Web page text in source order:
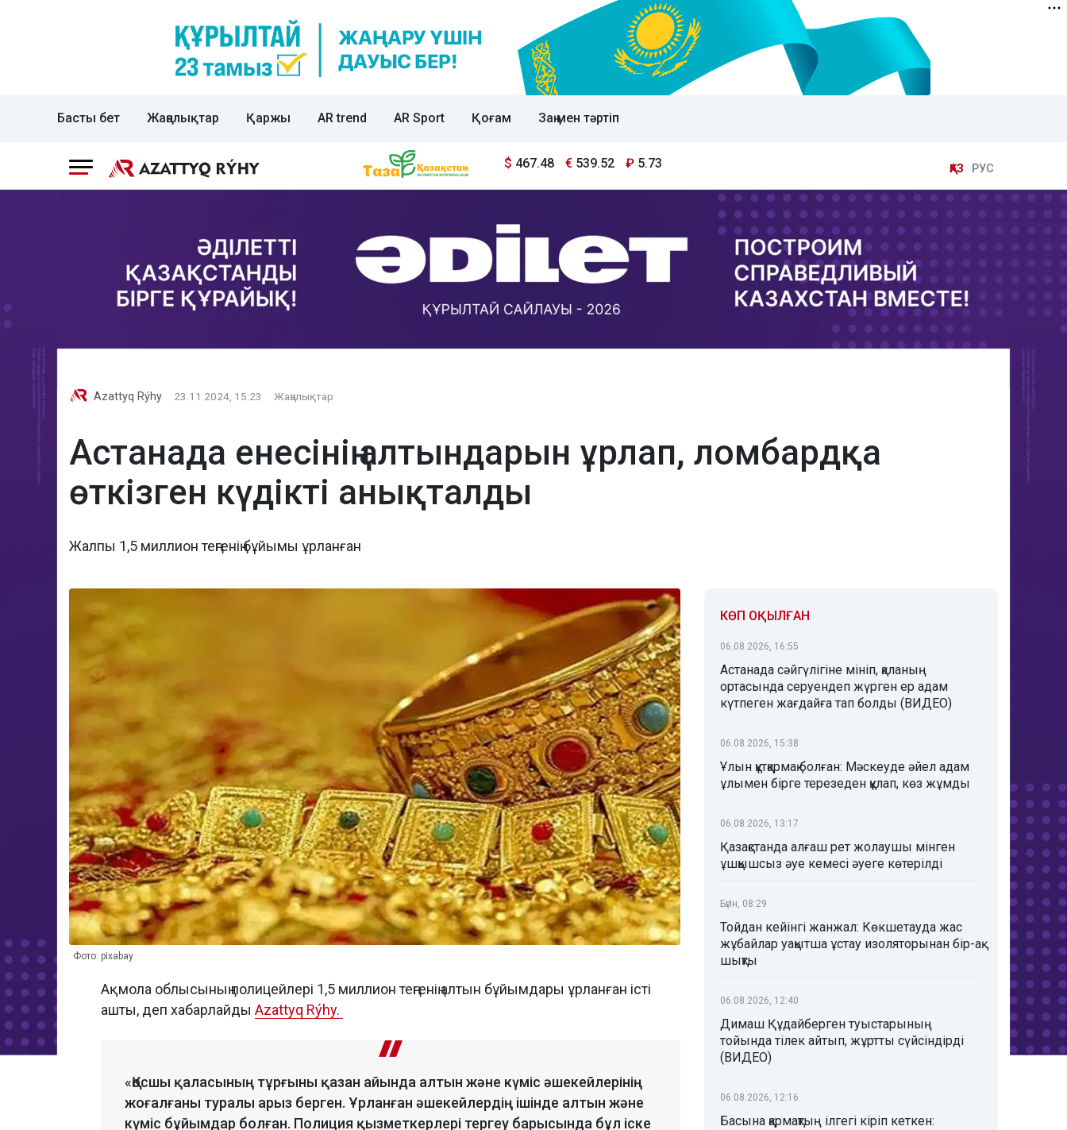
Басты бет Жаңалықтар Қаржы AR trend AR Sport Қоғам Заң мен тәртіп
$ 467.48 € 539.52 ₽ 5.73 ҚАЗ РУС
Azattyq Rýhy 23.11.2024, 15:23 Жаңалықтар
Астанада енесінің алтындарын ұрлап, ломбардқа
өткізген күдікті анықталды
Жалпы 1,5 миллион теңгенің бұйымы ұрланған
Фото: pixabay
Ақмола облысының полицейлері 1,5 миллион теңгенің алтын бұйымдары ұрланған істі
ашты, деп хабарлайды Azattyq Rýhy.
«Қосшы қаласының тұрғыны қазан айында алтын және күміс әшекейлерінің
жоғалғаны туралы арыз берген. Ұрланған әшекейлердің ішінде алтын және
күміс бұйымдар болған. Полиция қызметкерлері тергеу барысында бұл іске
КӨП ОҚЫЛҒАН
06.08.2026, 16:55
Астанада сәйгүлігіне мініп, қаланың
ортасында серуендеп жүрген ер адам
күтпеген жағдайға тап болды (ВИДЕО)
06.08.2026, 15:38
Ұлын құтқармақ болған: Мәскеуде әйел адам
ұлымен бірге терезеден құлап, көз жұмды
06.08.2026, 13:17
Қазақстанда алғаш рет жолаушы мінген
ұшқышсыз әуе кемесі әуеге көтерілді
Бүгін, 08:29
Тойдан кейінгі жанжал: Көкшетауда жас
жұбайлар уақытша ұстау изоляторынан бір-ақ
шықты
06.08.2026, 12:40
Димаш Құдайберген туыстарының
тойында тілек айтып, жұртты сүйсіндірді
(ВИДЕО)
06.08.2026, 12:16
Басына қармақтың ілгегі кіріп кеткен: